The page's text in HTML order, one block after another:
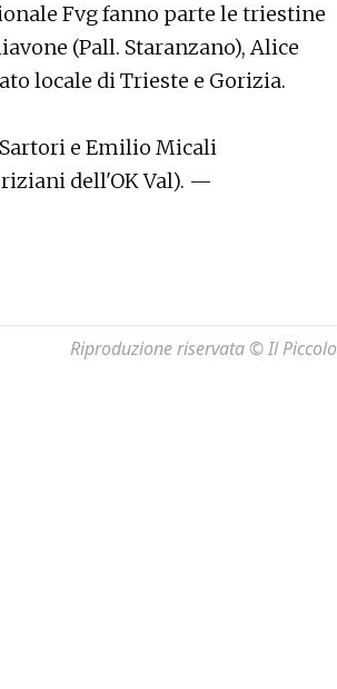
Fvg fanno parte le triestine
(Pall. Staranzano), Alice
locale di Trieste e Gorizia.
e Emilio Micali
dell'OK Val). —
Riproduzione riservata © Il Piccolo